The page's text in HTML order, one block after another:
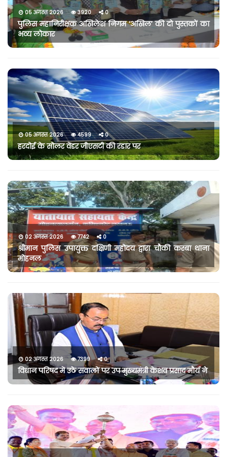
05 अगस्त 2026 3920 0
पुलिस महानिरीक्षक अखिलेश निगम ‘अखिल’ की दो पुस्तकों का
भव्य लोकार
05 अगस्त 2026 4599 0
हरदोई के सोलर वेंडर जीएसटी की रडार पर
02 अगस्त 2026 7742 0
श्रीमान पुलिस उपायुक्त दक्षिणी महोदय द्वारा चौकी कस्बा थाना
मोहनल
02 अगस्त 2026 7399 0
विधान परिषद में उठे सवालों पर उप मुख्यमंत्री केशव प्रसाद मौर्य ने